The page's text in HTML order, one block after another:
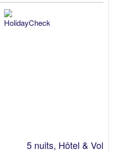
5 nuits, Hôtel & Vol